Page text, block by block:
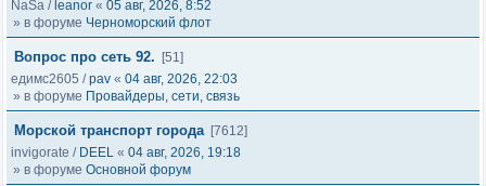
NaSa / leanor « 05 авг, 2026, 8:52
» в форуме Черноморский флот
Вопрос про сеть 92.
[51]
едимс2605 /pav « 04 авг, 2026, 22:03
» в форуме Провайдеры, сети, связь
Морской транспорт города [7612]
invigorate / DEEL « 04 авг, 2026, 19:18
» в форуме Основной форум